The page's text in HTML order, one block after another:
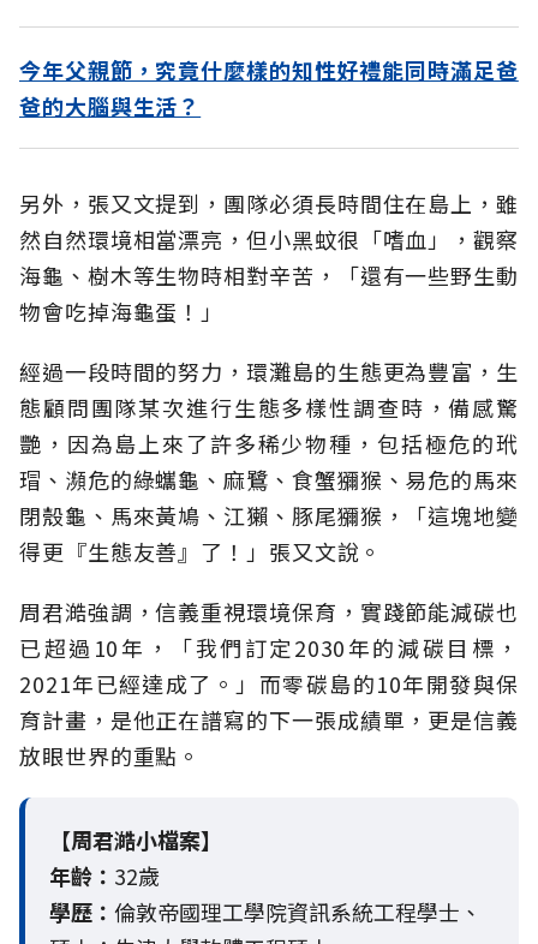
今年父親節，究竟什麼樣的知性好禮能同時滿足爸
爸的大腦與生活？
另外，張又文提到，團隊必須長時間住在島上，雖
然自然環境相當漂亮，但小黑蚊很「嗜血」，觀察
海龜、樹木等生物時相對辛苦，「還有一些野生動
物會吃掉海龜蛋！」
經過一段時間的努力，環灘島的生態更為豐富，生
態顧問團隊某次進行生態多樣性調查時，備感驚
艷，因為島上來了許多稀少物種，包括極危的玳
瑁、瀕危的綠蠵龜、麻鷺、食蟹獼猴、易危的馬來
閉殼龜、馬來黃鳩、江獺、豚尾獼猴，「這塊地變
得更『生態友善』了！」張又文說。
周君澔強調，信義重視環境保育，實踐節能減碳也
已超過10年，「我們訂定2030年的減碳目標，
2021年已經達成了。」而零碳島的10年開發與保
育計畫，是他正在譜寫的下一張成績單，更是信義
放眼世界的重點。
【周君澔小檔案】
年齡： 32歲
學歷： 倫敦帝國理工學院資訊系統工程學士、